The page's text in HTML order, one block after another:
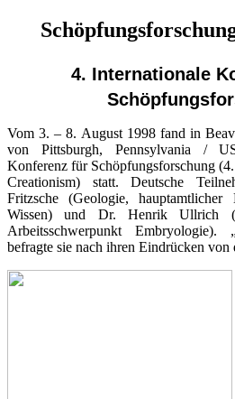
4. Internationale
Vom 3. – 8. August 1998 fand in
von Pittsburgh, Pennsylvania /
Konferenz für Schöpfungsforschung
Creationism) statt. Deutsche
Fritzsche (Geologie,
Wissen) und Dr. Henrik Ullrich
Arbeitsschwerpunkt
befragte sie nach ihren Eindrücken von